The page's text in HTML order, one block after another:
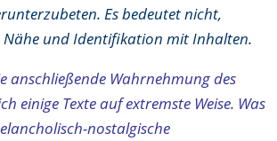
Es bedeutet nicht,
und Identifikation mit Inhalten.
anschließende Wahrnehmung des
einige Texte auf extremste Weise. Was
nostalgische